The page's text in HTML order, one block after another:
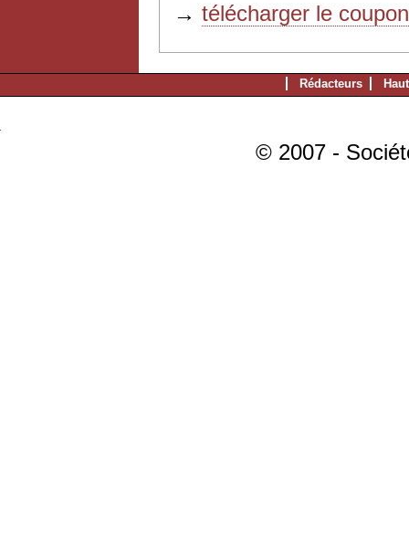
→ télécharger le
Rédacteurs
© 2007 -